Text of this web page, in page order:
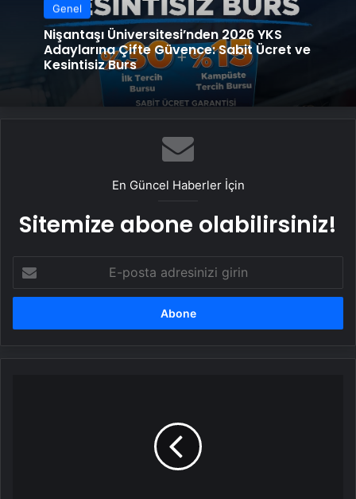
Genel
Nişantaşı Üniversitesi’nden 2026 YKS
Adaylarına Çifte Güvence: Sabit Ücret ve
Kesintisiz Burs
En Güncel Haberler İçin
Sitemize abone olabilirsiniz!
posta
adresinizi